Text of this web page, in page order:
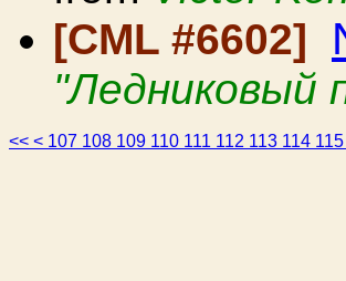
[CML #6602]
"Ледниковый
<< < 107 108 109 110 111 112 113 114 115